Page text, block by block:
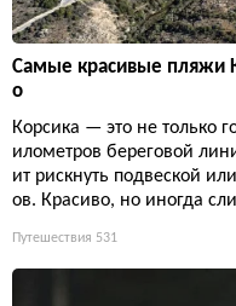
Самые красивые пляжи
о
Корсика — это не только
илометров береговой
ит рискнуть подвеской
ов. Красиво, но иногда
Путешествия 531